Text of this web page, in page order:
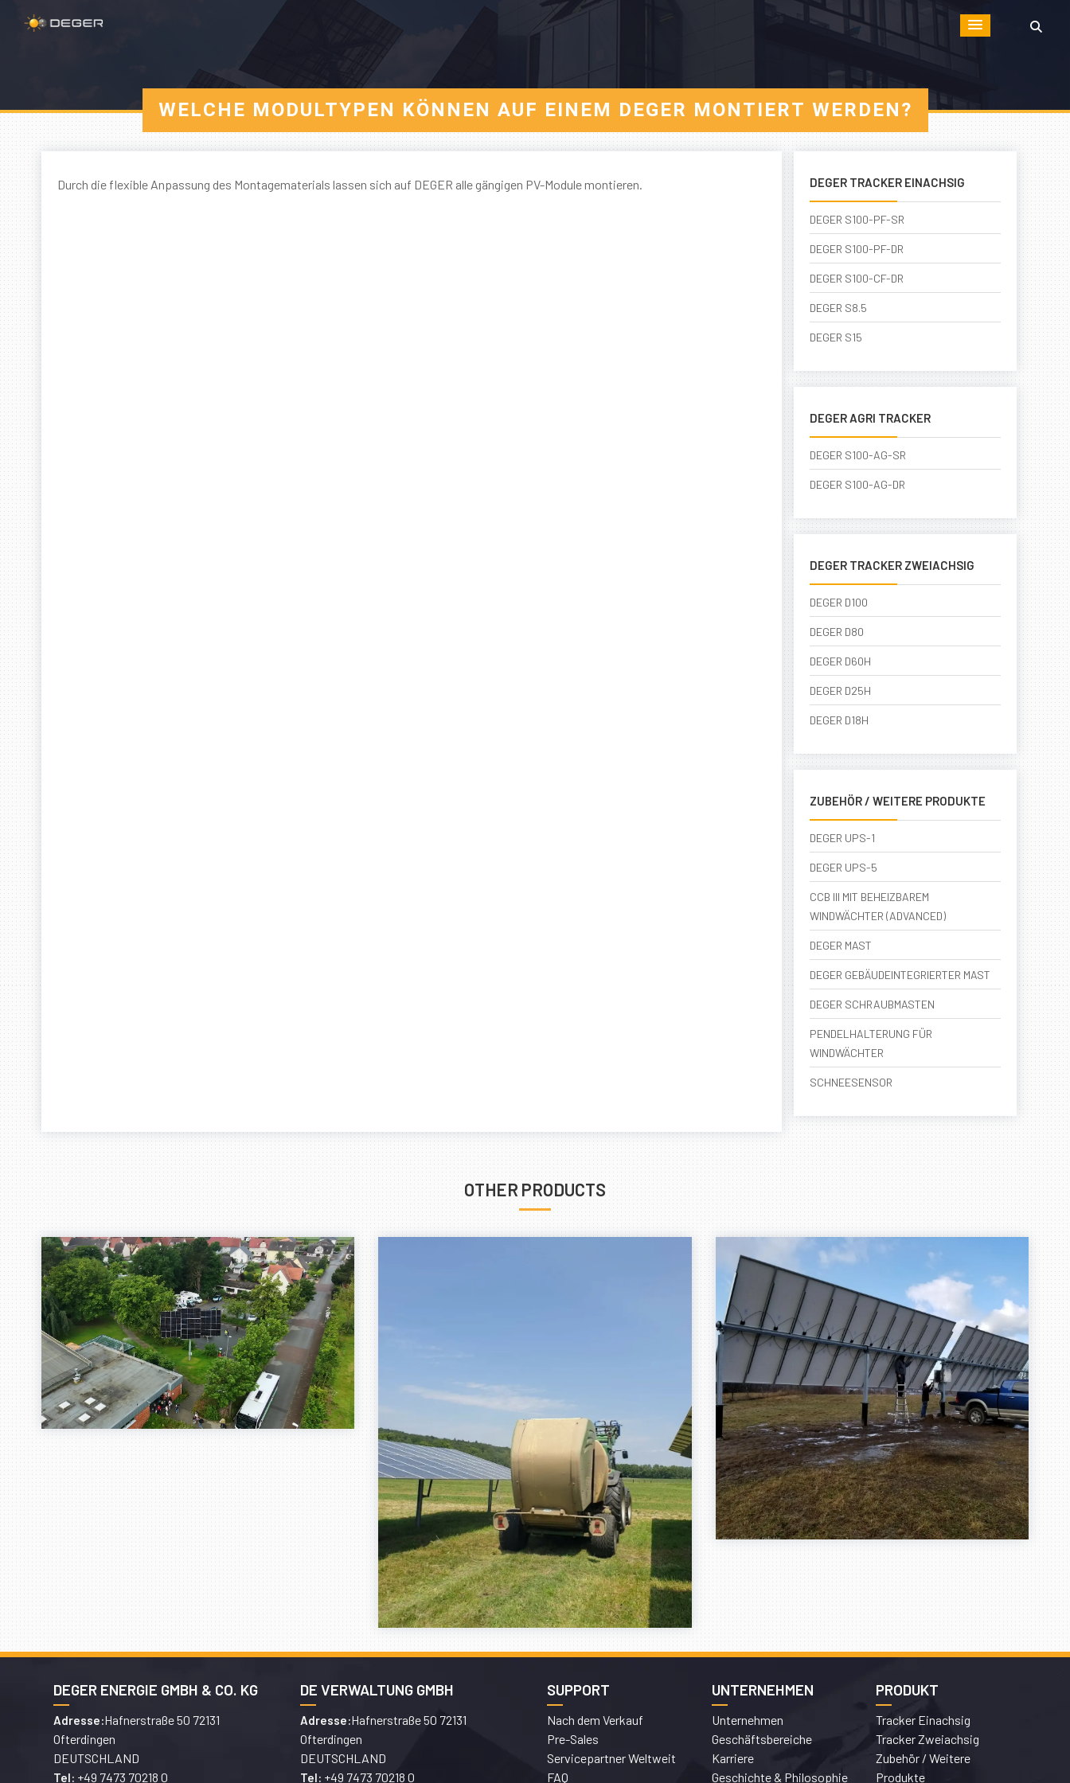
WELCHE MODULTYPEN KÖNNEN AUF EINEM DEGER MONTIERT WERDEN?
Durch die flexible Anpassung des Montagematerials lassen sich auf DEGER alle gängigen PV-Module montieren. DEGER TRACKER EINACHSIG
DEGER S100-PF-SR
DEGER S100-PF-DR
DEGER S100-CF-DR
DEGER S8.5
DEGER S15
DEGER AGRI TRACKER
DEGER S100-AG-SR
DEGER S100-AG-DR
DEGER TRACKER ZWEIACHSIG
DEGER D100
DEGER D80
DEGER D60H
DEGER D25H
DEGER D18H
ZUBEHÖR / WEITERE PRODUKTE
DEGER UPS-1
DEGER UPS-5
CCB III MIT BEHEIZBAREM
WINDWÄCHTER (ADVANCED)
DEGER MAST
DEGER GEBÄUDEINTEGRIERTER MAST
DEGER SCHRAUBMASTEN
PENDELHALTERUNG FÜR
WINDWÄCHTER
SCHNEESENSOR
OTHER PRODUCTS
DEGER ENERGIE GMBH & CO. KG
Adresse:Hafnerstraße 50 72131
Ofterdingen
DEUTSCHLAND
Tel: +49 7473 70218 0
DE VERWALTUNG GMBH
Adresse:Hafnerstraße 50 72131
Ofterdingen
DEUTSCHLAND
Tel: +49 7473 70218 0
SUPPORT
Nach dem Verkauf
Pre-Sales
Servicepartner Weltweit
FAQ
UNTERNEHMEN
Unternehmen
Geschäftsbereiche
Karriere
Geschichte & Philosophie
PRODUKT
Tracker Einachsig
Tracker Zweiachsig
Zubehör / Weitere
Produkte